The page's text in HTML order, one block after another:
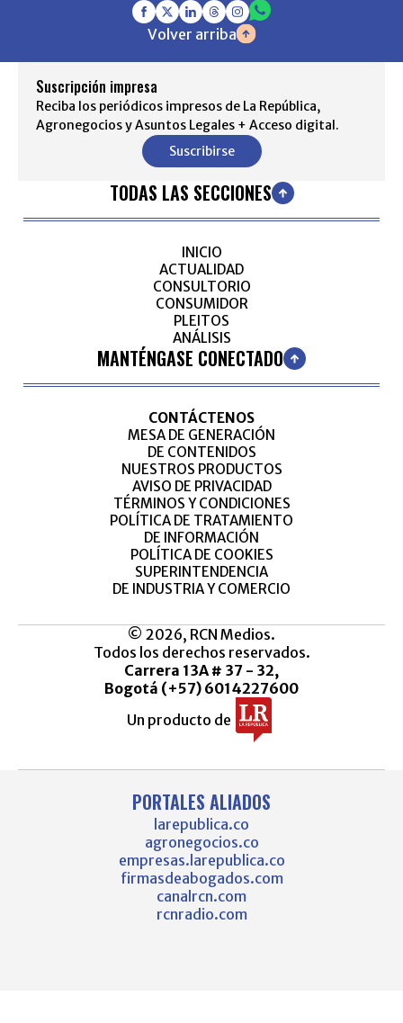
Volver arriba
Suscripción impresa
Reciba los periódicos impresos de La República,
Agronegocios y Asuntos Legales + Acceso digital.
Suscribirse
TODAS LAS SECCIONES
INICIO
ACTUALIDAD
CONSULTORIO
CONSUMIDOR
PLEITOS
ANÁLISIS
MANTÉNGASE CONECTADO
CONTÁCTENOS
MESA DE GENERACIÓN
DE CONTENIDOS
NUESTROS PRODUCTOS
AVISO DE PRIVACIDAD
TÉRMINOS Y CONDICIONES
POLÍTICA DE TRATAMIENTO
DE INFORMACIÓN
POLÍTICA DE COOKIES
SUPERINTENDENCIA
DE INDUSTRIA Y COMERCIO
© 2026, RCN Medios.
Todos los derechos reservados.
Carrera 13A # 37 - 32,
Bogotá (+57) 6014227600
Un producto de
PORTALES ALIADOS
larepublica.co
agronegocios.co
empresas.larepublica.co
firmasdeabogados.com
canalrcn.com
rcnradio.com